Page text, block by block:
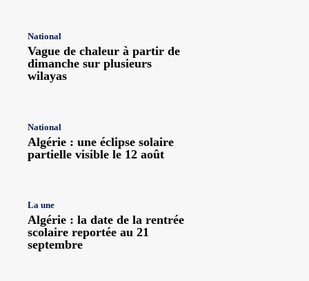
National
Vague de chaleur à partir de
dimanche sur plusieurs
wilayas
National
Algérie : une éclipse solaire
partielle visible le 12 août
La une
Algérie : la date de la rentrée
scolaire reportée au 21
septembre